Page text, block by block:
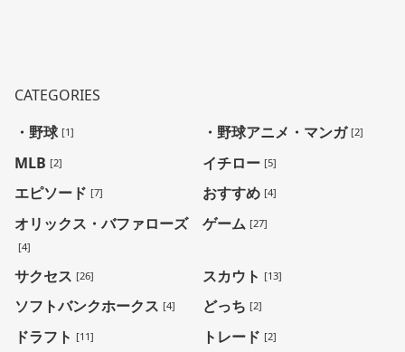
CATEGORIES
・野球 [1] ・野球アニメ・マンガ [2]
MLB [2] イチロー [5]
エピソード [7] おすすめ [4]
オリックス・バファローズ
[4]
ゲーム [27]
サクセス [26] スカウト [13]
ソフトバンクホークス [4] どっち [2]
ドラフト [11] トレード [2]